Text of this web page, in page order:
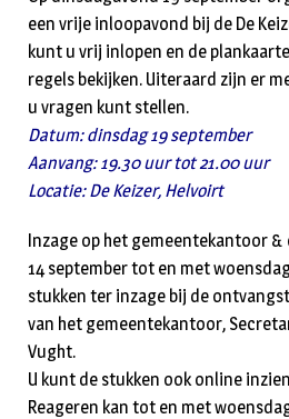
een vrije inloopavond bij de De
kunt u vrij inlopen en de
regels bekijken. Uiteraard zijn er
u vragen kunt stellen.
Datum: dinsdag 19 september
Aanvang: 19.30 uur tot 21.00 uur
Locatie: De Keizer, Helvoirt
Inzage op het gemeentekantoor
14 september tot en met
stukken ter inzage bij de
van het gemeentekantoor,
Vught.
U kunt de stukken ook online
Reageren kan tot en met